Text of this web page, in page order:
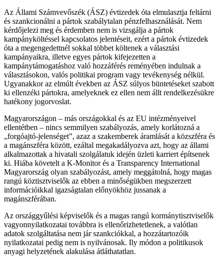
Az Állami Számvevőszék (ÁSZ) évtizedek óta elmulasztja feltárni
és szankcionálni a pártok szabálytalan pénzfelhasználását. Nem
kérdőjelezi meg és érdemben nem is vizsgálja a pártok
kampányköltéssel kapcsolatos jelentéseit, ezért a pártok évtizedek
óta a megengedettnél sokkal többet költenek a választási
kampányaikra, illetve egyes pártok kifejezetten a
kampánytámogatáshoz való hozzáférés reményében indulnak a
választásokon, valós politikai program vagy tevékenység nélkül.
Ugyanakkor az elmúlt években az ÁSZ súlyos büntetéseket szabott
ki ellenzéki pártokra, amelyeknek ez ellen nem állt rendelkezésükre
hatékony jogorvoslat.
Magyarországon – más országokkal és az EU intézményeivel
ellentétben – nincs semmilyen szabályozás, amely korlátozná a
„forgóajtó-jelenséget”, azaz a szakemberek áramlását a közszféra és
a magánszféra között, ezáltal megakadályozva azt, hogy az állami
alkalmazottak a hivatali szolgálatuk idején üzleti karriert építsenek
ki. Hiába követelt a K-Monitor és a Transparency International
Magyarország olyan szabályozást, amely meggátolná, hogy magas
rangú köztisztviselők az ebben a minőségükben megszerzett
információikkal igazságtalan előnyökhöz jussanak a
magánszférában.
Az országgyűlési képviselők és a magas rangú kormánytisztviselők
vagyonnyilatkozatai továbbra is ellenőrizhetetlenek, a valótlan
adatok szolgáltatása nem jár szankciókkal, a hozzátartozóik
nyilatkozatai pedig nem is nyilvánosak. Ily módon a politikusok
anyagi helyzetének alakulása átláthatatlan.